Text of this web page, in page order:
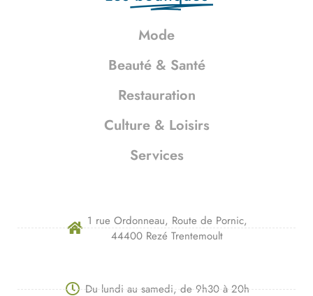
Mode
Beauté & Santé
Restauration
Culture & Loisirs
Services
1 rue Ordonneau, Route de Pornic,
44400 Rezé Trentemoult
Du lundi au samedi, de 9h30 à 20h